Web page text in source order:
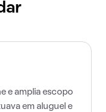
e amplia escopo
em aluguel e